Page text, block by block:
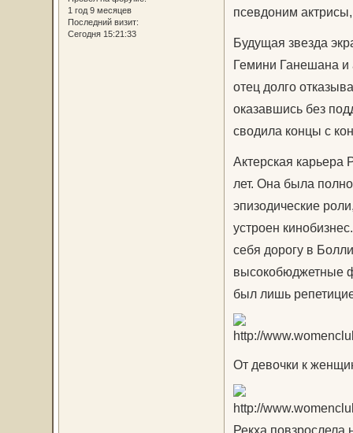
1 год 9 месяцев
Последний визит:
Сегодня 15:21:33
псевдоним
Будущая звезда
Гемини Ганешана и
отец долго
оказавшись без
сводила концы с
Актерская карьера
лет. Она была
эпизодические
устроен
себя дорогу в
высокобюджетные
был лишь
От девочки к
Рекха повзрослела